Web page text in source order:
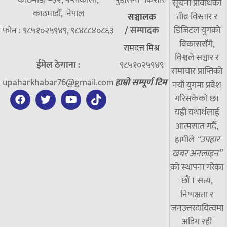
काठमाडौँ, नेपाल
फोन : ९८५१०२५९४९, ९८४८८४०८६३
ईमेल ठेगाना :
upaharkhabar76@gmail.com
सञ्चालक
/सम्पादक
रामदत्त मिश्र
९८५१०२५९४९
हाम्रो सम्पूर्ण टिम
तीव्र विस्तार र
डिजिटल युगको
विकाससँगै,
विश्वले सञ्चार र
समाचार प्राप्तिको
नयाँ युगमा प्रवेश
गरिसकेको छ।
यही यथार्थलाई
आत्मसात गर्दै,
हामीले “उपहार
खबर अनलाइन”
को स्थापना गरेका
छौं । सत्य,
निष्पक्षता र
जनउत्तरदायित्वमा
अडिग रही